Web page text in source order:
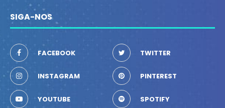
SIGA-NOS
FACEBOOK TWITTER
INSTAGRAM PINTEREST
YOUTUBE SPOTIFY